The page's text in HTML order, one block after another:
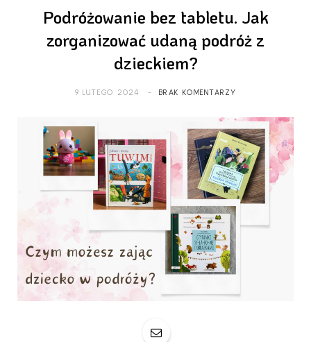
Podróżowanie bez tabletu. Jak
zorganizować udaną podróż z
dzieckiem?
9 LUTEGO 2024 BRAK KOMENTARZY